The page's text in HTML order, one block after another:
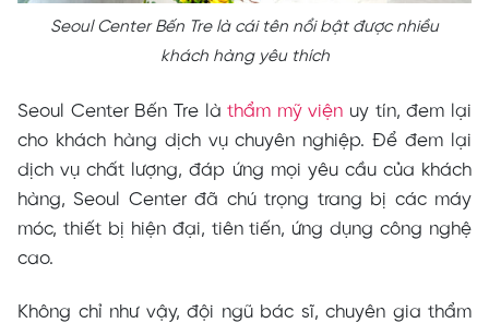
Seoul Center Bến Tre là cái tên nổi bật được nhiều
khách hàng yêu thích
Seoul Center Bến Tre làthẩm mỹ viện uy tín, đem lại
cho khách hàng dịch vụ chuyên nghiệp. Để đem lại
dịch vụ chất lượng, đáp ứng mọi yêu cầu của khách
hàng, Seoul Center đã chú trọng trang bị các máy
móc, thiết bị hiện đại, tiên tiến, ứng dụng công nghệ
cao.
Không chỉ như vậy, đội ngũ bác sĩ, chuyên gia thẩm